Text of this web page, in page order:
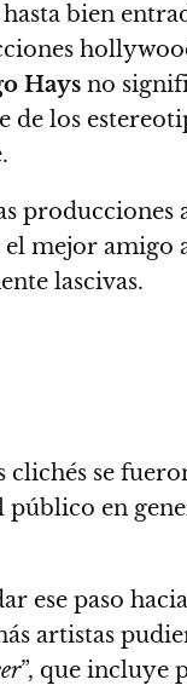
bien
Hays no
los
producciones
mejor amigo
lascivas.
clichés se
público en
ese paso
artistas
”, que incluye